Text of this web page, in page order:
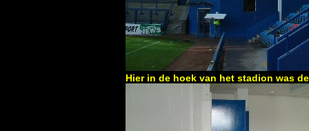
Hier in de hoek van het stadion was